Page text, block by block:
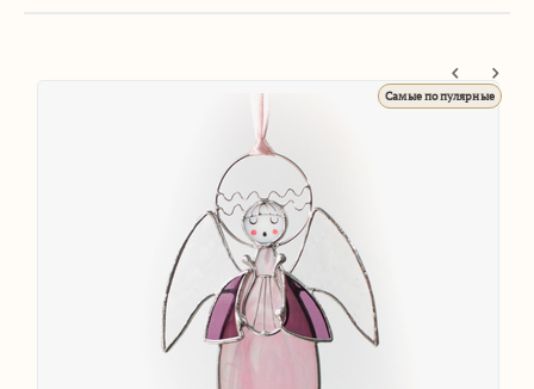
Самые популярные